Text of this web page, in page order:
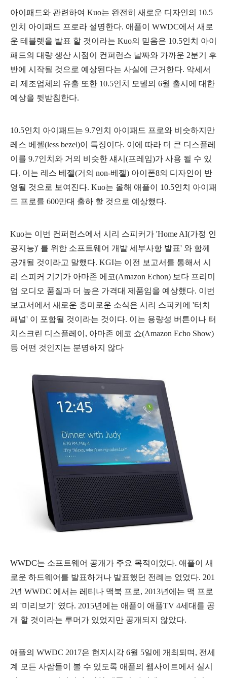
아이패드와 관련하여 Kuo는 완전히 새로운 디자인의 10.5
인치 아이패드 프로라 설명한다. 애플이 WWDC에서 새로
운 테블렛을 발표 할 것이라는 Kuo의 믿음은 10.5인치 아이
패드의 대량 생산 시점이 컨퍼런스 날짜와 가까운 2분기 후
반에 시작될 것으로 예상된다는 사실에 근거한다. 악세서
리 제조업체의 유출 또한 10.5인치 모델의 6월 출시에 대한
예상을 뒷받침한다.
10.5인치 아이패드는 9.7인치 아이패드 프로와 비슷하지만
레스 베젤(less bezel)이 특징이다. 이에 따라 더 큰 디스플레
이를 9.7인치와 거의 비슷한 섀시(프레임)가 사용 될 수 있
다. 이는 레스 베젤(거의 non-베젤) 아이폰8의 디자인이 반
영될 것으로 보여진다. Kuo는 올해 애플이 10.5인치 아이패
드 프로를 600만대 출하 할 것으로 예상했다.
Kuo는 이번 컨퍼런스에서 시리 스피커가 'Home AI(가정 인
공지능)' 를 위한 소프트웨어 개발 세부사항 발표' 와 함께
공개될 것이라고 말했다. KGI는 이전 보고서를 통해서 시
리 스피커 기기가 아마존 에코(Amazon Echon) 보다 프리미
엄 오디오 품질과 더 높은 가격대 제품임을 예상했다. 이번
보고서에서 새로운 흥미로운 소식은 시리 스피커에 '터치
패널' 이 포함될 것이라는 것이다. 이는 용량성 버튼이나 터
치스크린 디스플레이, 아마존 에코 쇼(Amazon Echo Show)
등 어떤 것인지는 분명하지 않다
WWDC는 소프트웨어 공개가 주요 목적이었다. 애플이 새
로운 하드웨어를 발표하거나 발표했던 전례는 없었다. 201
2년 WWDC 에서는 레티나 맥북 프로, 2013년에는 맥 프로
의 '미리보기' 였다. 2015년에는 애플이 애플TV 4세대를 공
개 할 것이라는 루머가 있었지만 공개되지 않았다.
애플의 WWDC 2017은 현지시각 6월 5일에 개최되며, 전세
계 모든 사람들이 볼 수 있도록 애플의 웹사이트에서 실시